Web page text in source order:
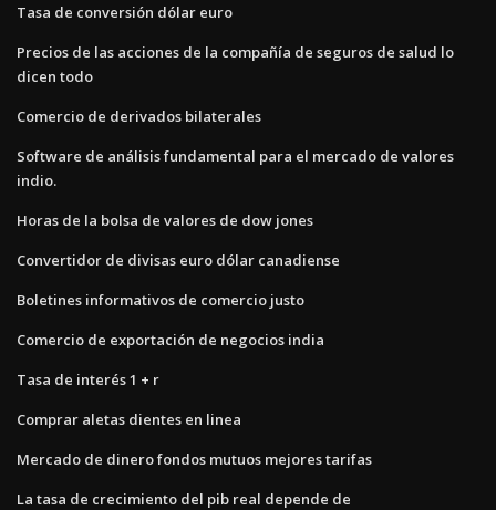
Tasa de conversión dólar euro
Precios de las acciones de la compañía de seguros de salud lo
dicen todo
Comercio de derivados bilaterales
Software de análisis fundamental para el mercado de valores
indio.
Horas de la bolsa de valores de dow jones
Convertidor de divisas euro dólar canadiense
Boletines informativos de comercio justo
Comercio de exportación de negocios india
Tasa de interés 1 + r
Comprar aletas dientes en linea
Mercado de dinero fondos mutuos mejores tarifas
La tasa de crecimiento del pib real depende de